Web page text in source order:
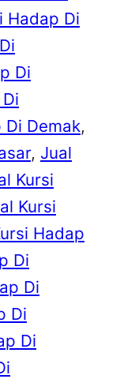
Hadap Di
Di
Di Demak
, Jual
Kursi
Kursi
Hadap
Di
Di
Di
Di